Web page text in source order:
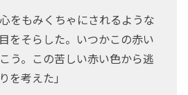
をもみくちゃにされるような
をそらした。いつかこの赤い
う。この苦しい赤い色から逃
を考えた」